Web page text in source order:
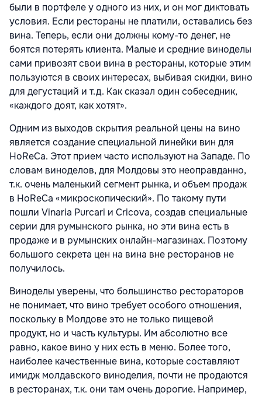
были в портфеле у одного из них, и он мог диктовать
условия. Если рестораны не платили, оставались без
вина. Теперь, если они должны кому-то денег, не
боятся потерять клиента. Малые и средние виноделы
сами привозят свои вина в рестораны, которые этим
пользуются в своих интересах, выбивая скидки, вино
для дегустаций и т.д. Как сказал один собеседник,
«каждого доят, как хотят».
Одним из выходов скрытия реальной цены на вино
является создание специальной линейки вин для
HoReCa. Этот прием часто используют на Западе. По
словам виноделов, для Молдовы это неоправданно,
т.к. очень маленький сегмент рынка, и объем продаж
в HoReCa «микроскопический». По такому пути
пошли Vinaria Purcari и Cricova, создав специальные
серии для румынского рынка, но эти вина есть в
продаже и в румынских онлайн-магазинах. Поэтому
большого секрета цен на вина вне ресторанов не
получилось.
Виноделы уверены, что большинство рестораторов
не понимает, что вино требует особого отношения,
поскольку в Молдове это не только пищевой
продукт, но и часть культуры. Им абсолютно все
равно, какое вино у них есть в меню. Более того,
наиболее качественные вина, которые составляют
имидж молдавского виноделия, почти не продаются
в ресторанах, т.к. они там очень дорогие. Например,